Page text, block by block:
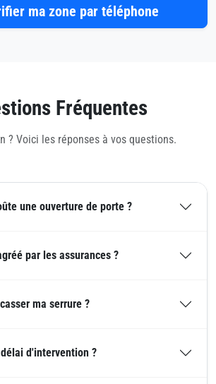
ma zone par téléphone
Fréquentes
? Voici les réponses à vos questions.
une ouverture de porte ?
par les assurances ?
ma serrure ?
d'intervention ?